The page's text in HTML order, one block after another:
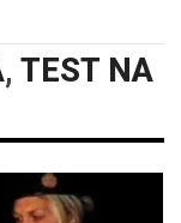
, TEST NA